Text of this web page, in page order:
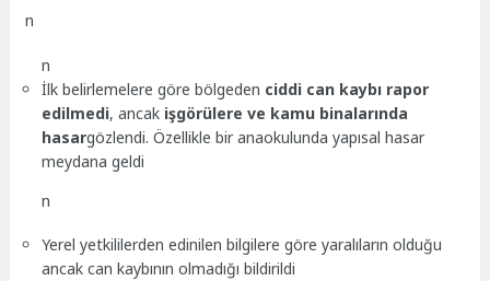
n
n
İlk belirlemelere göre bölgeden ciddi can kaybı rapor
edilmedi, ancak işgörülere ve kamu binalarında
hasargözlendi. Özellikle bir anaokulunda yapısal hasar
meydana geldi
n
Yerel yetkililerden edinilen bilgilere göre yaralıların olduğu
ancak can kaybının olmadığı bildirildi